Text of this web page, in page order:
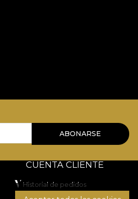
ABONARSE
CUENTA CLIENTE
Historial de pedidos